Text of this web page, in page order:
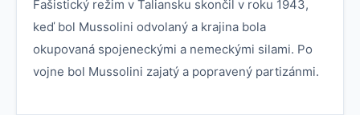
Fašistický režim v Taliansku skončil v roku 1943,
keď bol Mussolini odvolaný a krajina bola
okupovaná spojeneckými a nemeckými silami. Po
vojne bol Mussolini zajatý a popravený partizánmi.